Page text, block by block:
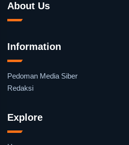
About Us
Information
Pedoman Media Siber
Redaksi
Explore